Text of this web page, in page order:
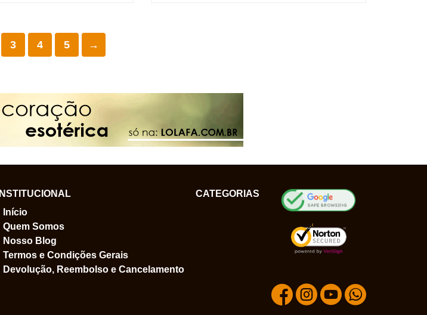
3 4 5 →
INSTITUCIONAL
Início
Quem Somos
Nosso Blog
Termos e Condições Gerais
Devolução, Reembolso e Cancelamento
CATEGORIAS